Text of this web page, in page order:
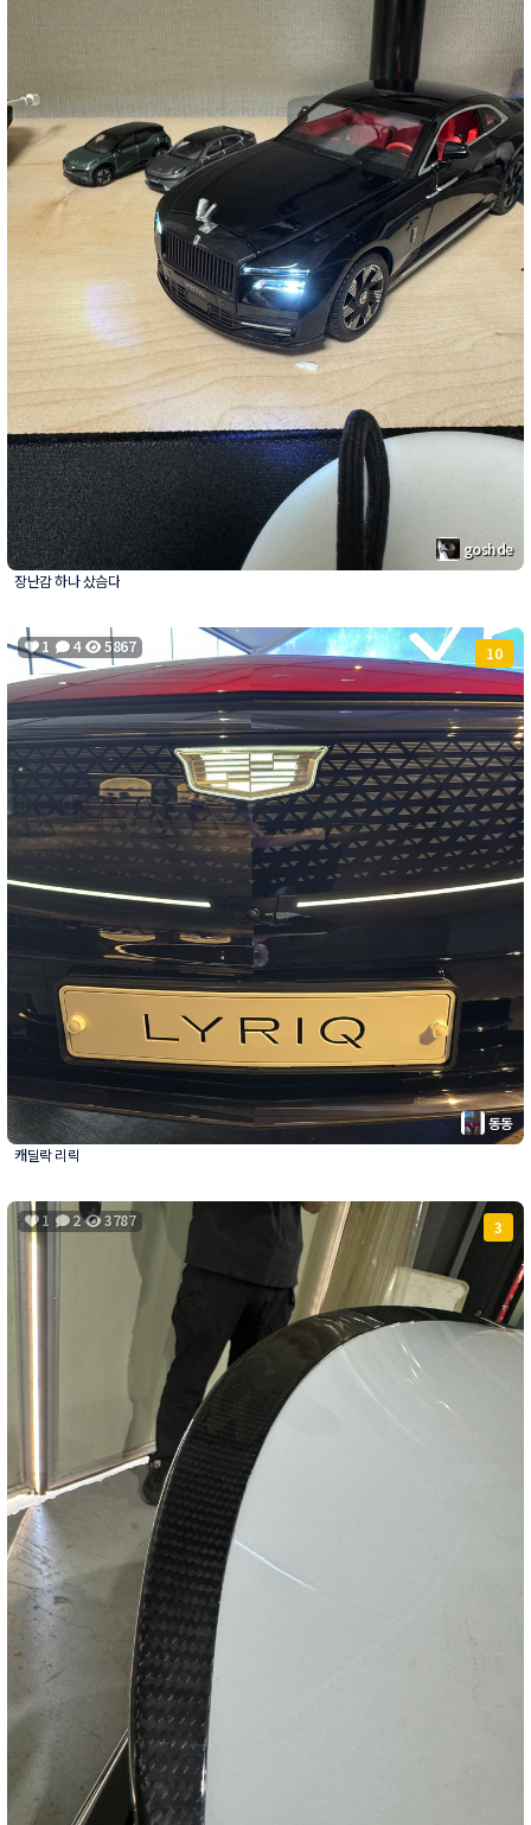
goshde
장난감 하나 샀슴다
10
1 4 5867
동동
캐딜락 리릭
3
1 2 3787